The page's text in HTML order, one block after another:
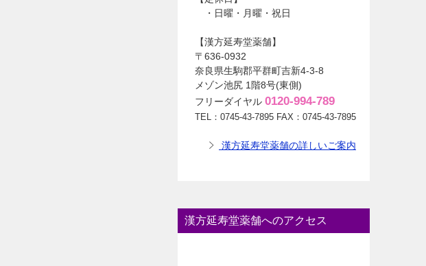
・日曜・月曜・祝日
【漢方延寿堂薬舗】
〒636-0932
奈良県生駒郡平群町吉新4-3-8
メゾン池尻 1階8号(東側)
フリーダイヤル 0120-994-789
TEL：0745-43-7895 FAX：0745-43-7895
漢方延寿堂薬舗の詳しいご案内
漢方延寿堂薬舗へのアクセス